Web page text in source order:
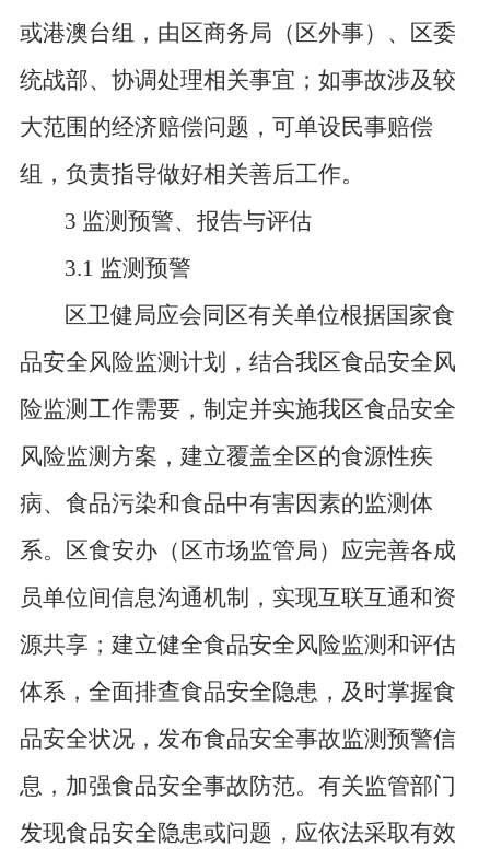
或港澳台组，由区商务局（区外事）、区委
统战部、协调处理相关事宜；如事故涉及较
大范围的经济赔偿问题，可单设民事赔偿
组，负责指导做好相关善后工作。
3 监测预警、报告与评估
3.1 监测预警
区卫健局应会同区有关单位根据国家食
品安全风险监测计划，结合我区食品安全风
险监测工作需要，制定并实施我区食品安全
风险监测方案，建立覆盖全区的食源性疾
病、食品污染和食品中有害因素的监测体
系。区食安办（区市场监管局）应完善各成
员单位间信息沟通机制，实现互联互通和资
源共享；建立健全食品安全风险监测和评估
体系，全面排查食品安全隐患，及时掌握食
品安全状况，发布食品安全事故监测预警信
息，加强食品安全事故防范。有关监管部门
发现食品安全隐患或问题，应依法采取有效